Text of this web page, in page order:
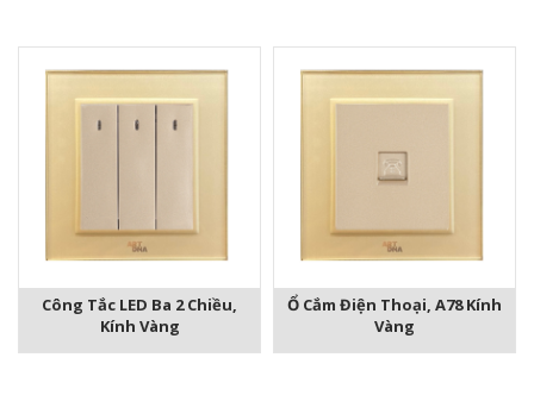
Công Tắc LED Ba 2 Chiều,
Kính Vàng
Ổ Cắm Điện Thoại, A78 Kính
Vàng